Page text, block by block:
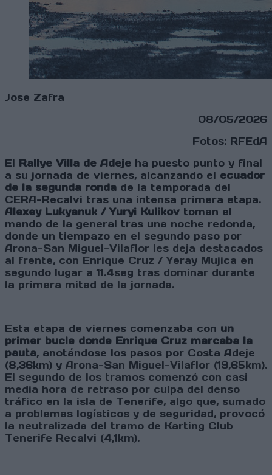
Jose Zafra
08/05/2026
Fotos: RFEdA
El Rallye Villa de Adeje ha puesto punto y final
a su jornada de viernes, alcanzando el ecuador
de la segunda ronda de la temporada del
CERA-Recalvi tras una intensa primera etapa.
Alexey Lukyanuk / Yuryi Kulikov toman el
mando de la general tras una noche redonda,
donde un tiempazo en el segundo paso por
Arona-San Miguel-Vilaflor les deja destacados
al frente, con Enrique Cruz / Yeray Mujica en
segundo lugar a 11.4seg tras dominar durante
la primera mitad de la jornada.
Esta etapa de viernes comenzaba con un
primer bucle donde Enrique Cruz marcaba la
pauta, anotándose los pasos por Costa Adeje
(8,36km) y Arona-San Miguel-Vilaflor (19,65km).
El segundo de los tramos comenzó con casi
media hora de retraso por culpa del denso
tráfico en la isla de Tenerife, algo que, sumado
a problemas logísticos y de seguridad, provocó
la neutralizada del tramo de Karting Club
Tenerife Recalvi (4,1km).